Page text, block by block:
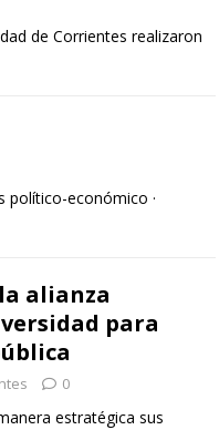
de Corrientes realizaron
político-económico ·
alianza
para
0
estratégica sus